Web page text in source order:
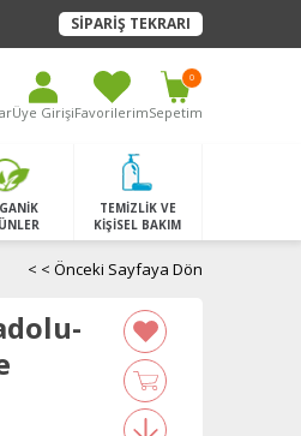
SİPARİŞ TEKRARI
Üye GirişiFavorilerimSepetim
0
TEMİZLİK VE
KİŞİSEL BAKIM
< < Önceki Sayfaya Dön